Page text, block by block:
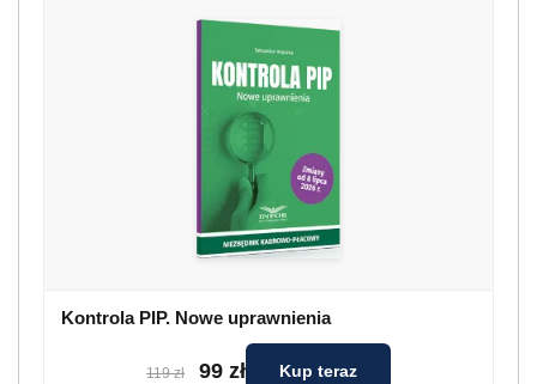
Kontrola PIP. Nowe uprawnienia
119 zł 99 zł Kup teraz